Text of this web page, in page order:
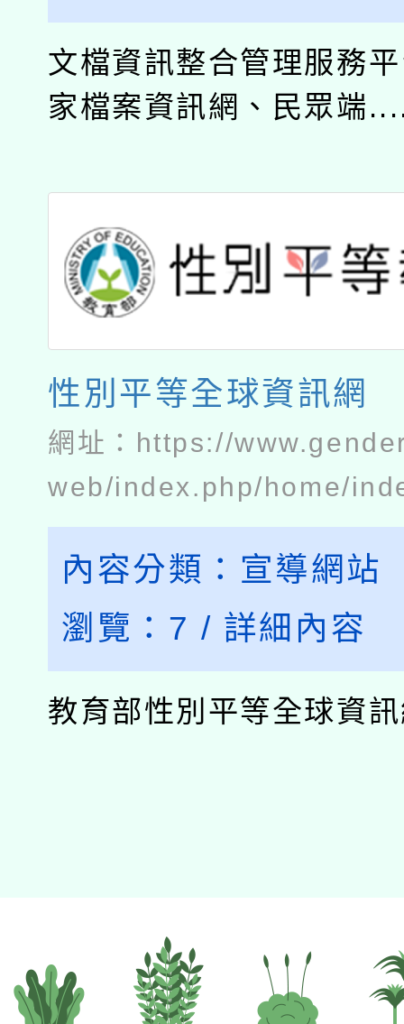
文檔資訊整合管理服務
家檔案資訊網、民眾端
性別平等全球資訊網
網址： https://
web/index.php/home/
內容分類： 宣導網站
瀏覽： 7 / 詳細內容
教育部性別平等全球資